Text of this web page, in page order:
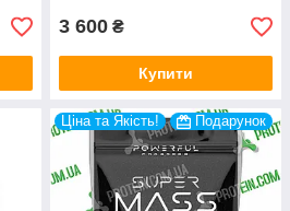
3 600 ₴
Купити
Ціна та Якість! Подарунок